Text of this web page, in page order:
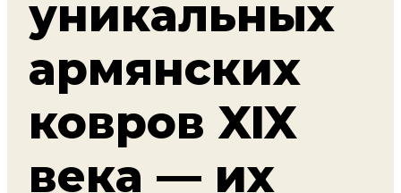
уникальных
армянских
ковров XIX
века — их